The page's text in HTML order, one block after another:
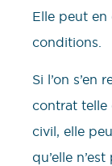
Elle peut en
conditions.
Si l’on s’en
contrat telle
civil, elle
qu’elle